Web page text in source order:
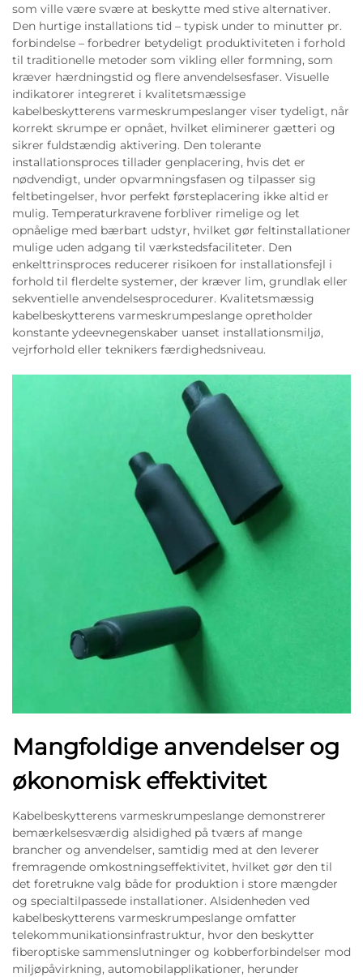
som ville være svære at beskytte med stive alternativer.
Den hurtige installations tid – typisk under to minutter pr.
forbindelse – forbedrer betydeligt produktiviteten i forhold
til traditionelle metoder som vikling eller formning, som
kræver hærdningstid og flere anvendelsesfaser. Visuelle
indikatorer integreret i kvalitetsmæssige
kabelbeskytterens varmeskrumpeslanger viser tydeligt, når
korrekt skrumpe er opnået, hvilket eliminerer gætteri og
sikrer fuldstændig aktivering. Den tolerante
installationsproces tillader genplacering, hvis det er
nødvendigt, under opvarmningsfasen og tilpasser sig
feltbetingelser, hvor perfekt førsteplacering ikke altid er
mulig. Temperaturkravene forbliver rimelige og let
opnåelige med bærbart udstyr, hvilket gør feltinstallationer
mulige uden adgang til værkstedsfaciliteter. Den
enkelttrinsproces reducerer risikoen for installationsfejl i
forhold til flerdelte systemer, der kræver lim, grundlak eller
sekventielle anvendelsesprocedurer. Kvalitetsmæssig
kabelbeskytterens varmeskrumpeslange opretholder
konstante ydeevnegenskaber uanset installationsmiljø,
vejrforhold eller teknikers færdighedsniveau.
Mangfoldige anvendelser og
økonomisk effektivitet
Kabelbeskytterens varmeskrumpeslange demonstrerer
bemærkelsesværdig alsidighed på tværs af mange
brancher og anvendelser, samtidig med at den leverer
fremragende omkostningseffektivitet, hvilket gør den til
det foretrukne valg både for produktion i store mængder
og specialtilpassede installationer. Alsidenheden ved
kabelbeskytterens varmeskrumpeslange omfatter
telekommunikationsinfrastruktur, hvor den beskytter
fiberoptiske sammenslutninger og kobberforbindelser mod
miljøpåvirkning, automobilapplikationer, herunder